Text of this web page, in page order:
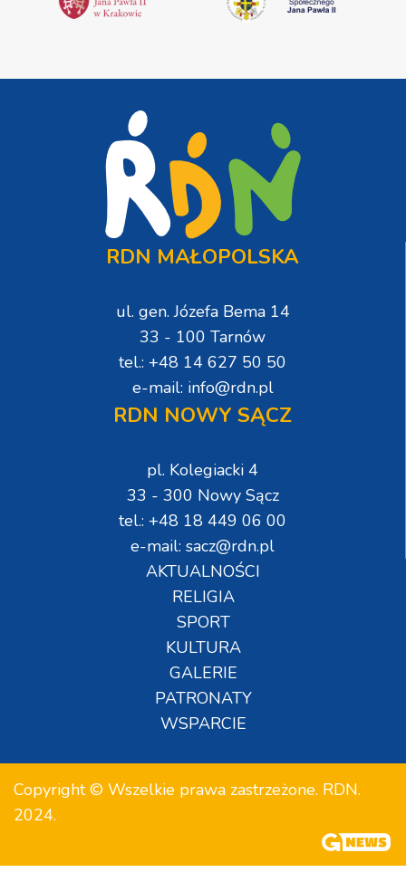
RDN MAŁOPOLSKA
ul. gen. Józefa Bema 14
33 - 100 Tarnów
tel.: +48 14 627 50 50
e-mail: info@rdn.pl
RDN NOWY SĄCZ
pl. Kolegiacki 4
33 - 300 Nowy Sącz
tel.: +48 18 449 06 00
e-mail: sacz@rdn.pl
AKTUALNOŚCI
RELIGIA
SPORT
KULTURA
GALERIE
PATRONATY
WSPARCIE
Copyright © Wszelkie prawa zastrzeżone. RDN.
2024.